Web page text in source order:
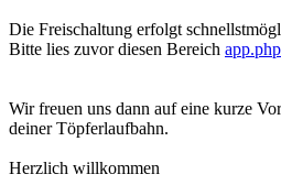
Die Freischaltung erfolgt
Bitte lies zuvor diesen Bereich
Wir freuen uns dann auf eine kurze
deiner Töpferlaufbahn.
Herzlich willkommen